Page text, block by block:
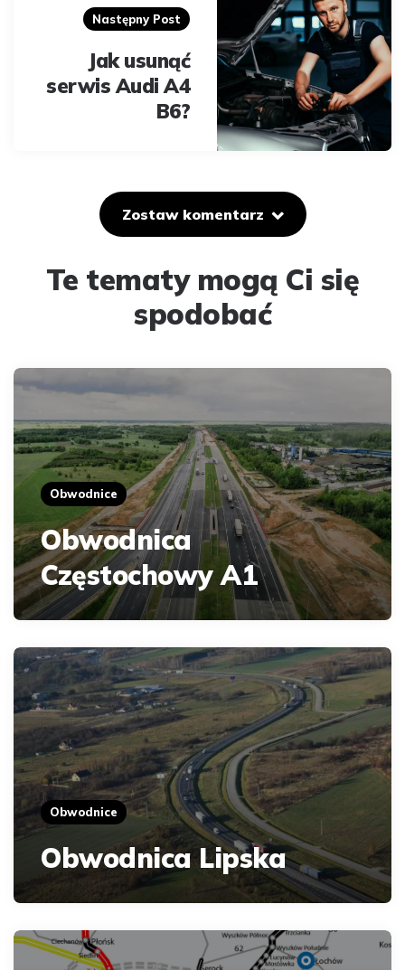
Następny Post
Jak usunąć
serwis Audi A4
B6?
Zostaw komentarz
Te tematy mogą Ci się
spodobać
Obwodnice
Obwodnica
Częstochowy A1
Obwodnice
Obwodnica Lipska